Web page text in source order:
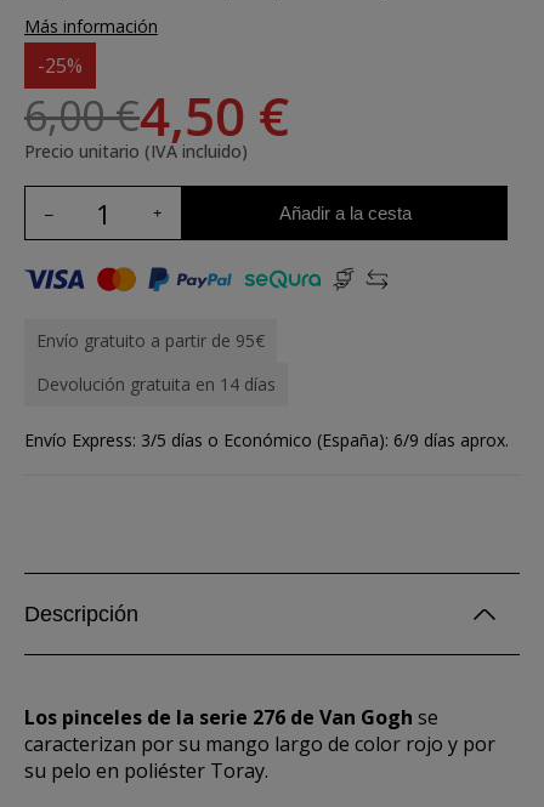
Más información
-25%
6,00 €4,50 €
Precio unitario (IVA incluido)
Añadir a la cesta
Envío gratuito a partir de 95€
Devolución gratuita en 14 días
Envío Express: 3/5 días o Económico (España): 6/9 días aprox.
Descripción
Los pinceles de la serie 276 de Van Gogh se
caracterizan por su mango largo de color rojo y por
su pelo en poliéster Toray.